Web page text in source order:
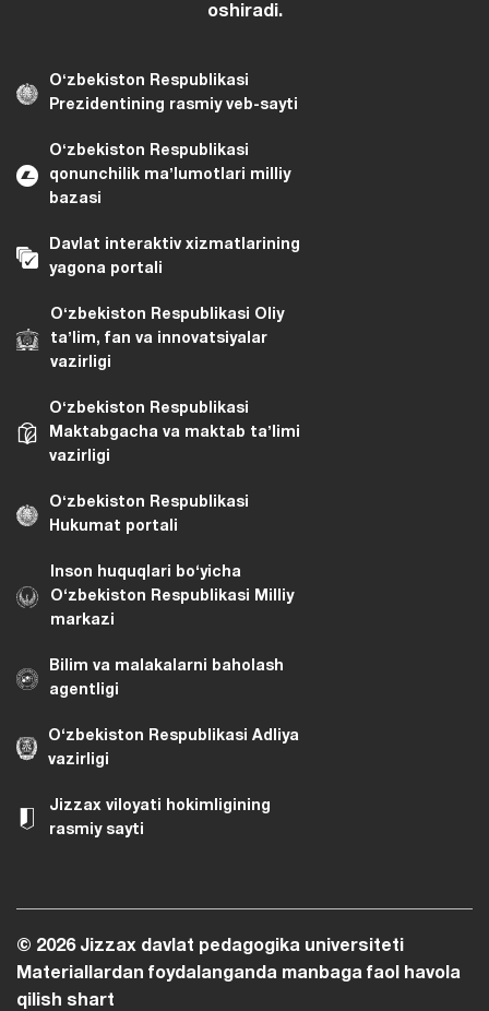
oshiradi.
Oʻzbekiston Respublikasi
Prezidentining rasmiy veb-sayti
Oʻzbekiston Respublikasi
qonunchilik maʼlumotlari milliy
bazasi
Davlat interaktiv xizmatlarining
yagona portali
Oʻzbekiston Respublikasi Oliy
taʼlim, fan va innovatsiyalar
vazirligi
Oʻzbekiston Respublikasi
Maktabgacha va maktab taʼlimi
vazirligi
Oʻzbekiston Respublikasi
Hukumat portali
Inson huquqlari bo‘yicha
O‘zbekiston Respublikasi Milliy
markazi
Bilim va malakalarni baholash
agentligi
O‘zbekiston Respublikasi Adliya
vazirligi
Jizzax viloyati hokimligining
rasmiy sayti
© 2026 Jizzax davlat pedagogika universiteti
Materiallardan foydalanganda manbaga faol havola
qilish shart